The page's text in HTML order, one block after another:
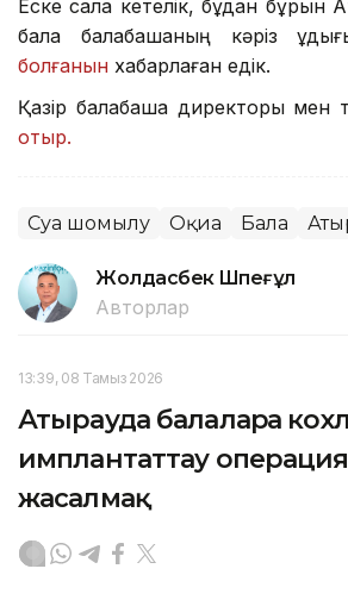
Еске сала кетелік, бұдан бұрын
бала балабақшаның кәріз
болғанын хабарлаған едік.
Қазір балабақша директоры мен
отыр.
Суға шомылу Оқиға Бала
Жолдасбек Шөпеғұл
Авторлар
13:39, 08 Тамыз 2026
Атырауда балаларға
имплантаттау
жасалмақ